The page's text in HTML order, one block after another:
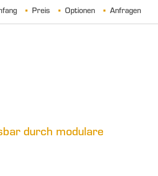
Preis Optionen Anfragen
durch modulare